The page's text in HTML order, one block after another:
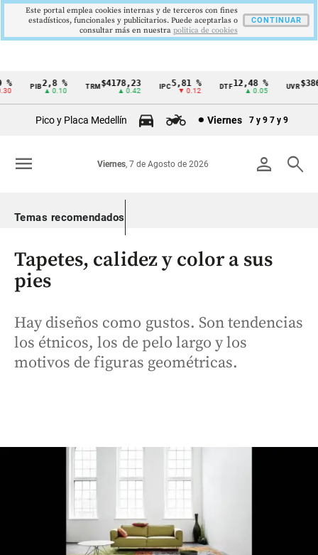
Cintillo
Colombia
2,8 %
▲ 0.10
TRM$4178,23
▲ 0.42
5,81 %
▼ 0.12
DTF12,48 %
▲ 0.05
UVR
Pico y Placa Medellín Viernes 7 y 9 7 y 9
person search
Viernes, 7 de Agosto de 2026
menu
Temas recomendados
Tapetes, calidez y color a sus
pies
Hay diseños como gustos. Son tendencias
los étnicos, los de pelo largo y los
motivos de figuras geométricas.
Este portal emplea cookies internas y de terceros con fines
estadísticos, funcionales y publicitarios. Puede aceptarlas o
consultar más en nuestra politica de cookies
CONTINUAR